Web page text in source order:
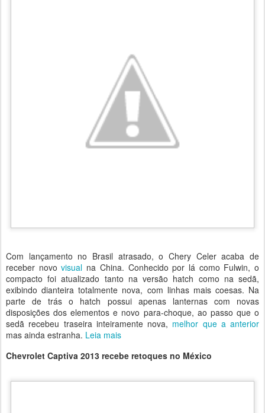
Com lançamento no Brasil atrasado, o Chery Celer acaba de
receber novovisual na China. Conhecido por lá como Fulwin, o
compacto foi atualizado tanto na versão hatch como na sedã,
exibindo dianteira totalmente nova, com linhas mais coesas. Na
parte de trás o hatch possui apenas lanternas com novas
disposições dos elementos e novo para-choque, ao passo que o
sedã recebeu traseira inteiramente nova, melhor que a anterior
mas ainda estranha. Leia mais
Chevrolet Captiva 2013 recebe retoques no México